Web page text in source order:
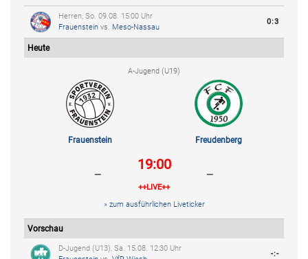
Herren, So. 09.08. 15:00 Uhr
Frauenstein vs. Meso-Nassau
0:3
Heute
A-Jugend (U19)
Frauenstein Freudenberg
- 19:00
++LIVE++ -
» zum ausführlichen Liveticker
Vorschau
D-Jugend (U13), Sa. 15.08. 12:30 Uhr
-:-